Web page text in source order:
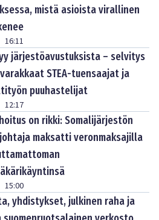
mistä asioista virallinen
16:11
järjestöavustuksista – selvitys
STEA-tuensaajat ja
puuhastelijat
12:17
on rikki: Somalijärjestön
maksatti veronmaksajilla
15:00
yhdistykset, julkinen raha ja